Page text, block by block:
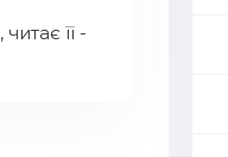
, читає її -